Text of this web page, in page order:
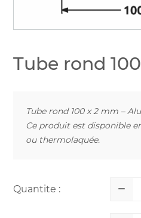
Tube rond
Tube rond 100 x 2 mm –
Ce produit est disponible
ou thermolaquée.
Quantite :